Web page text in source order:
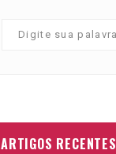
ARTIGOS RECENTES